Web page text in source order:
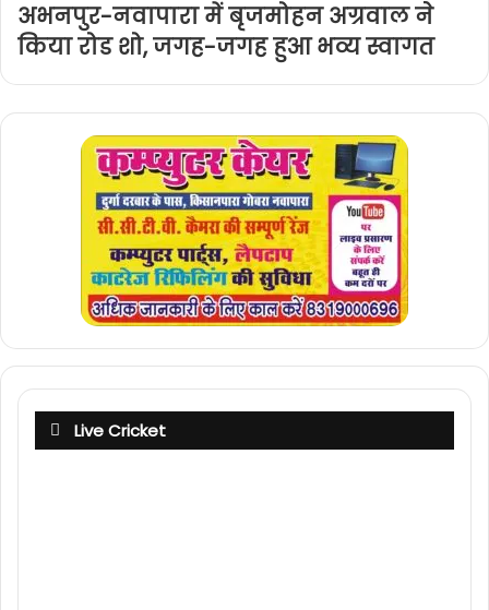
अभनपुर-नवापारा में बृजमोहन अग्रवाल ने
किया रोड शो, जगह-जगह हुआ भव्य स्वागत
Live Cricket